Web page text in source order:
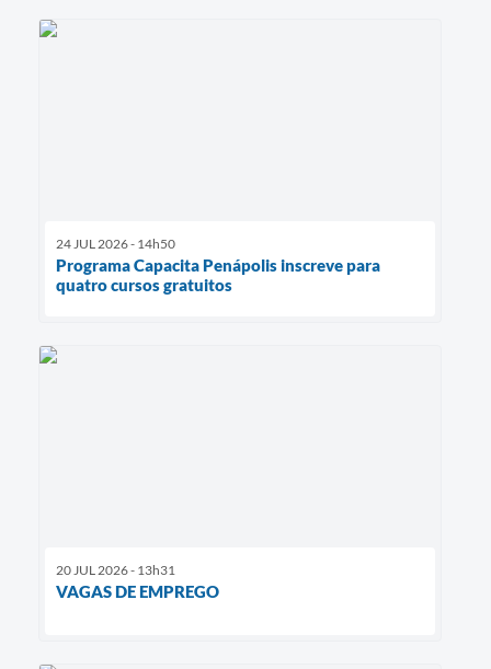
24 JUL 2026 - 14h50
Programa Capacita Penápolis inscreve para
quatro cursos gratuitos
20 JUL 2026 - 13h31
VAGAS DE EMPREGO